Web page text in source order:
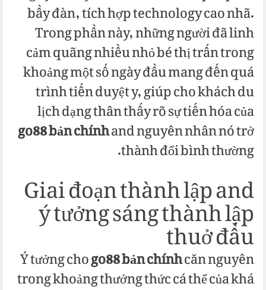
bầy đàn, tích hợp technology cao nhã.
Trong phần này, những người đã linh
cảm quãng nhiều nhỏ bé thị trấn trong
khoảng một số ngày đầu mang đến quá
trình tiến duyệt y, giúp cho khách du
lịch dạng thân thấy rõ sự tiến hóa của
go88 bản chínhand nguyên nhân nó trở
thành đổi bình thường.
Giai đoạn thành lập and
ý tưởng sáng thành lập
thuở đầu
Ý tưởng chogo88 bản chínhcăn nguyên
trong khoảng thưởng thức cá thể của khá